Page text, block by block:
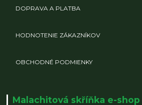
DOPRAVA A PLATBA
HODNOTENIE ZÁKAZNÍKOV
OBCHODNÉ PODMIENKY
Malachitová skříňka e-shop